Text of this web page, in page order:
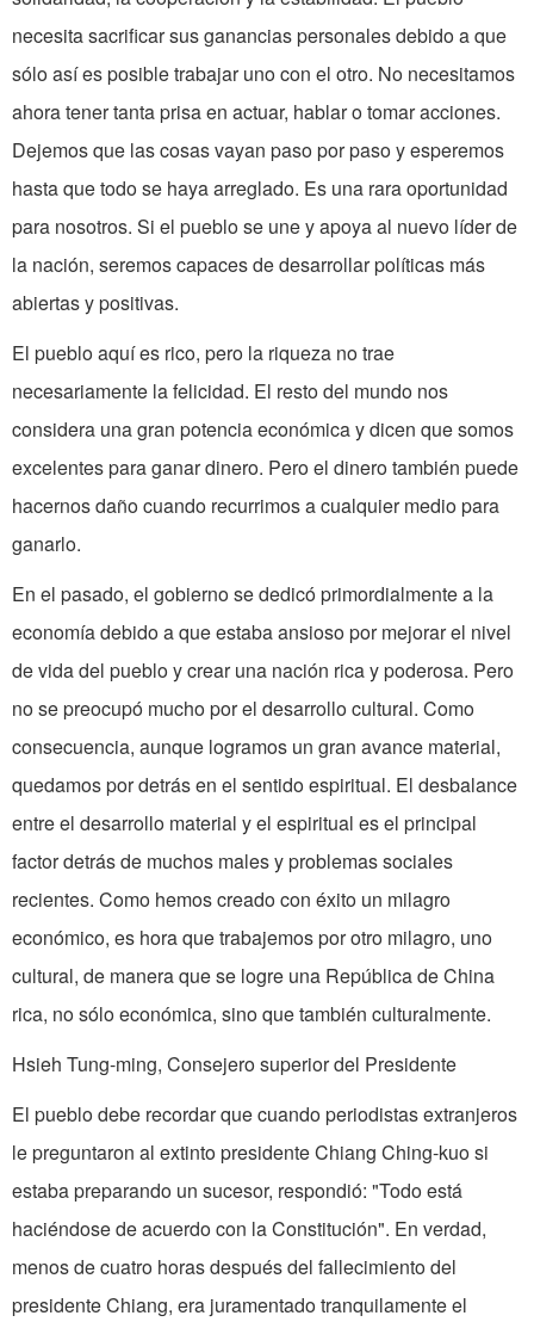
necesita sacrificar sus ganancias personales debido a que
sólo así es posible trabajar uno con el otro. No necesitamos
ahora tener tanta prisa en actuar, hablar o tomar acciones.
Dejemos que las cosas vayan paso por paso y esperemos
hasta que todo se haya arreglado. Es una rara oportunidad
para nosotros. Si el pueblo se une y apoya al nuevo líder de
la nación, seremos capaces de desarrollar políticas más
abiertas y positivas.
El pueblo aquí es rico, pero la riqueza no trae
necesariamente la felicidad. El resto del mundo nos
considera una gran potencia económica y dicen que somos
excelentes para ganar dinero. Pero el dinero también puede
hacernos daño cuando recurrimos a cualquier medio para
ganarlo.
En el pasado, el gobierno se dedicó primordialmente a la
economía debido a que estaba ansioso por mejorar el nivel
de vida del pueblo y crear una nación rica y poderosa. Pero
no se preocupó mucho por el desarrollo cultural. Como
consecuencia, aunque logramos un gran avance material,
quedamos por detrás en el sentido espiritual. El desbalance
entre el desarrollo material y el espiritual es el principal
factor detrás de muchos males y problemas sociales
recientes. Como hemos creado con éxito un milagro
económico, es hora que trabajemos por otro milagro, uno
cultural, de manera que se logre una República de China
rica, no sólo económica, sino que también culturalmente.
Hsieh Tung-ming, Consejero superior del Presidente
El pueblo debe recordar que cuando periodistas extranjeros
le preguntaron al extinto presidente Chiang Ching-kuo si
estaba preparando un sucesor, respondió: "Todo está
haciéndose de acuerdo con la Constitución". En verdad,
menos de cuatro horas después del fallecimiento del
presidente Chiang, era juramentado tranquilamente el